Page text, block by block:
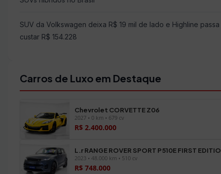
SUV da Volkswagen deixa R$ 19 mil de lado e Highline passa
custar R$ 154.228
Carros de Luxo em Destaque
Chevrolet CORVETTE Z06
2027 • 0 km • 679 cv
R$ 2.400.000
L.r RANGE ROVER SPORT P510E FIRST
2023 • 48.000 km • 510 cv
R$ 748.000